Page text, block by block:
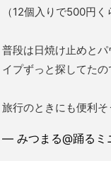
（12個入りで500円く
普段は日焼け止めと
イプずっと探してた
旅行のときにも便利そ
— みつまる@踊るミ